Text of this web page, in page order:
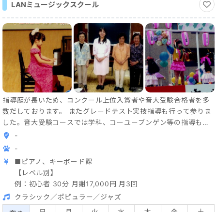
LANミュージックスクール
指導歴が長いため、コンクール上位入賞者や音大受験合格者を多
数だしております。 またグレードテスト実技指導も行って参りま
した。音大受験コースでは学科、コーユーブンゲン等の指導も手
掛けております。初心者から丁寧に、コンクール等の指導では基
本的な奏法まで生徒さんと向き合い寄り添うように指導しており
はオンラインレッスンが普及して参りました。この事によりレッ
スン受講がご自宅でも手軽にできるようになり、音楽の楽しみの
窓口が広がりました。LANミュージックスクールではオンライン
レッスンを取り入れ遠方の方や時間の制約のある方への取り組み
-
-
■ピアノ、キーボード課
【レベル別】
例：初心者 30分 月謝17,000円 月3回
クラシック／ポピュラー／ジャズ